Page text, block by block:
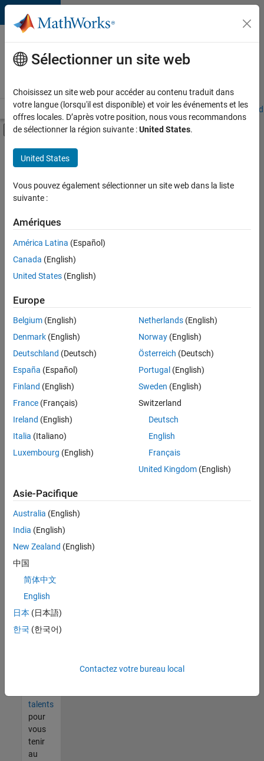
Passer au contenu
Votre
carrière
chez
Accueil Explorer nos opportunités Adresses de nos bureaux
Activer/désactiver l'affichage du menu
Contenu principal
FILTRER PAR
Programme destiné aux nouvelles carrières (EDG)
Applications et outils commerciaux
Globalisation
Actuellement,
aucune
offre
d'emploi
correspondant
à vos
critères
de
recherche.
Vous
pouvez
élargir
votre
recherche
ou
afficher
l’ensemble
d'emploi.
malgré
tout
vous
trouvez
pas
d'offre
corresponde
à vos
talents
pour
vous
tenir
au
Sélectionner un site web
Choisissez un site web pour accéder au contenu traduit dans
votre langue (lorsqu'il est disponible) et voir les événements et les
offres locales. D’après votre position, nous vous recommandons
de sélectionner la région suivante :United States.
United States
Vous pouvez également sélectionner un site web dans la liste
suivante :
Amériques
América Latina (Español)
Canada (English)
United States (English)
Europe
Belgium (English)
Denmark (English)
Deutschland (Deutsch)
España (Español)
Finland (English)
France (Français)
Ireland (English)
Italia (Italiano)
Luxembourg (English)
Netherlands(English)
Norway(English)
Österreich (Deutsch)
Portugal (English)
Sweden (English)
Switzerland
Deutsch
English
Français
United Kingdom(English)
Asie-Pacifique
Australia (English)
India (English)
New Zealand (English)
中国
简体中文
English
日本 (日本語)
한국 (한국어)
Contactez votre bureau local